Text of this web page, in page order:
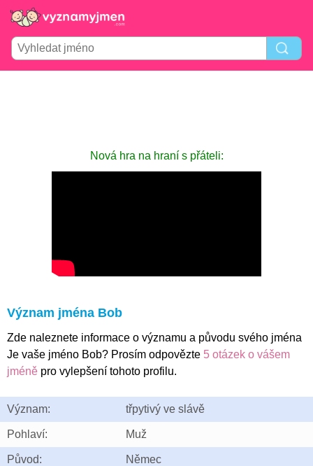
Nová hra na hraní s přáteli:
Význam jména Bob
Zde naleznete informace o významu a původu svého jména
Je vaše jméno Bob? Prosím odpovězte 5 otázek o vášem
jméně pro vylepšení tohoto profilu.
Význam: třpytivý ve slávě
Pohlaví: Muž
Původ: Němec